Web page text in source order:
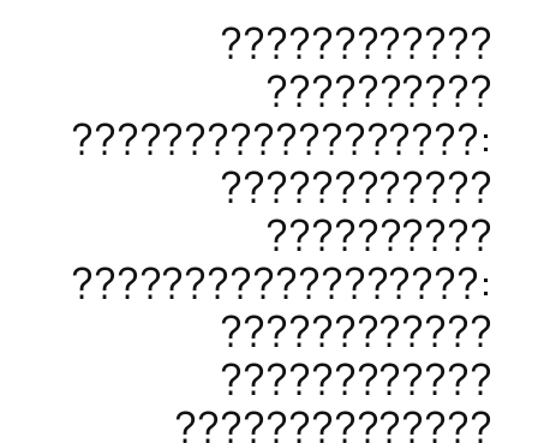
????????????
??????????
??????????????????:
????????????
??????????
??????????????????:
????????????
????????????
??????????????